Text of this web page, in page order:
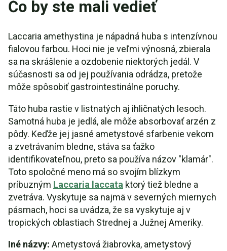
Čo by ste mali vedieť
Laccaria amethystina je nápadná huba s intenzívnou
fialovou farbou. Hoci nie je veľmi výnosná, zbierala
sa na skrášlenie a ozdobenie niektorých jedál. V
súčasnosti sa od jej používania odrádza, pretože
môže spôsobiť gastrointestinálne poruchy.
Táto huba rastie v listnatých aj ihličnatých lesoch.
Samotná huba je jedlá, ale môže absorbovať arzén z
pôdy. Keďže jej jasné ametystové sfarbenie vekom
a zvetrávaním bledne, stáva sa ťažko
identifikovateľnou, preto sa používa názov "klamár".
Toto spoločné meno má so svojím blízkym
príbuzným Laccaria laccata ktorý tiež bledne a
zvetráva. Vyskytuje sa najmä v severných miernych
pásmach, hoci sa uvádza, že sa vyskytuje aj v
tropických oblastiach Strednej a Južnej Ameriky.
Iné názvy: Ametystová žiabrovka, ametystový